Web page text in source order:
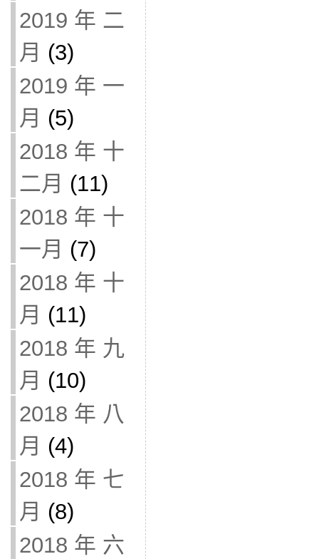
2019 年 二
月 (3)
2019 年 一
月 (5)
2018 年 十
二月 (11)
2018 年 十
一月 (7)
2018 年 十
月 (11)
2018 年 九
月 (10)
2018 年 八
月 (4)
2018 年 七
月 (8)
2018 年 六